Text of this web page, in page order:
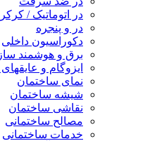
در اتوماتیک /
در و پنجره
دکوراسیون داخلی
برق و هوشمند
ایزوگام و
نمای ساختمان
شیشه ساختمان
نقاشی ساختمان
مصالح ساختمانی
خدمات ساختمانی